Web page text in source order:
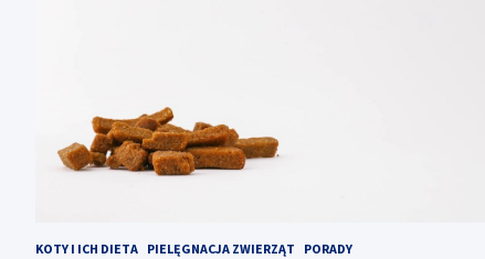
KOTY I ICH DIETA PIELĘGNACJA ZWIERZĄT
PORADY